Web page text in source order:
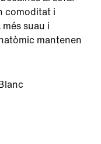
comoditat i
més suau i
mantenen